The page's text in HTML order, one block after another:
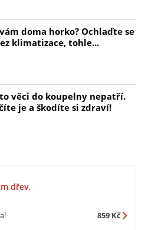
vám doma horko? Ochlaďte se
klimatizace, tohle...
věci do koupelny nepatří.
je a škodíte si zdraví!
dřev.
859 Kč